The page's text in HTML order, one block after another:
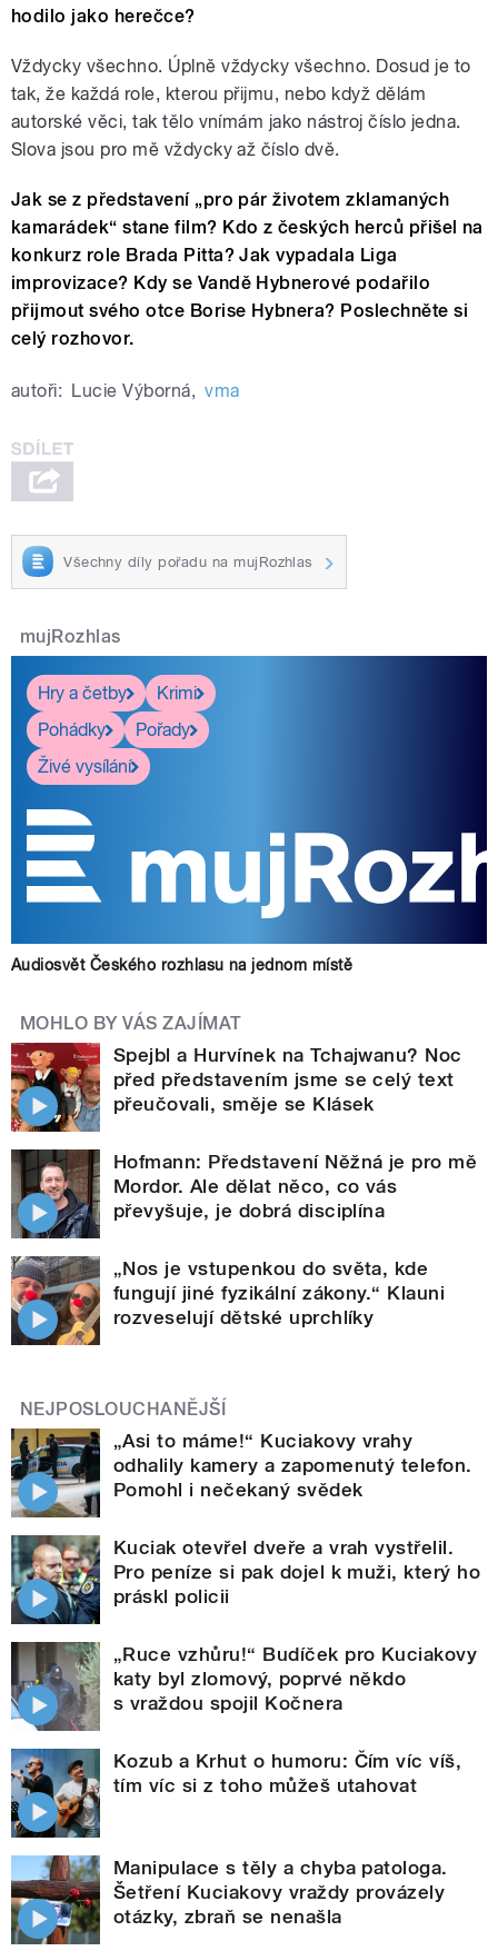
hodilo jako herečce?
Vždycky všechno. Úplně vždycky všechno. Dosud je to
tak, že každá role, kterou přijmu, nebo když dělám
autorské věci, tak tělo vnímám jako nástroj číslo jedna.
Slova jsou pro mě vždycky až číslo dvě.
Jak se z představení „pro pár životem zklamaných
kamarádek“ stane film? Kdo z českých herců přišel na
konkurz role Brada Pitta? Jak vypadala Liga
improvizace? Kdy se Vandě Hybnerové podařilo
přijmout svého otce Borise Hybnera? Poslechněte si
celý rozhovor.
autoři: Lucie Výborná, vma
Všechny díly pořadu na mujRozhlas
mujRozhlas
Hry a četby
Krimi
Pohádky
Pořady
Živé vysílání
Audiosvět Českého rozhlasu na jednom místě
MOHLO BY VÁS ZAJÍMAT
Spejbl a Hurvínek na Tchajwanu? Noc
před představením jsme se celý text
přeučovali, směje se Klásek
Hofmann: Představení Něžná je pro mě
Mordor. Ale dělat něco, co vás
převyšuje, je dobrá disciplína
„Nos je vstupenkou do světa, kde
fungují jiné fyzikální zákony.“ Klauni
rozveselují dětské uprchlíky
NEJPOSLOUCHANĚJŠÍ
„Asi to máme!“ Kuciakovy vrahy
odhalily kamery a zapomenutý telefon.
Pomohl i nečekaný svědek
Kuciak otevřel dveře a vrah vystřelil.
Pro peníze si pak dojel k muži, který ho
práskl policii
„Ruce vzhůru!“ Budíček pro Kuciakovy
katy byl zlomový, poprvé někdo
s vraždou spojil Kočnera
Kozub a Krhut o humoru: Čím víc víš,
tím víc si z toho můžeš utahovat
Manipulace s těly a chyba patologa.
Šetření Kuciakovy vraždy provázely
otázky, zbraň se nenašla